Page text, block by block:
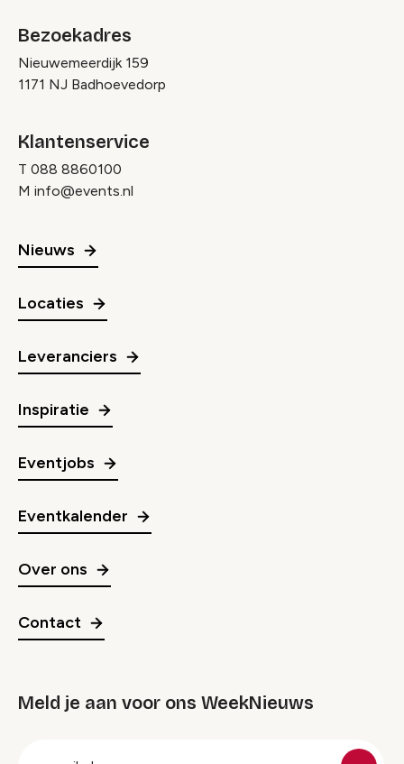
Bezoekadres
Nieuwemeerdijk 159
1171 NJ Badhoevedorp
Klantenservice
T 088 8860100
M info@events.nl
Nieuws
Locaties
Leveranciers
Inspiratie
Eventjobs
Eventkalender
Over ons
Contact
Meld je aan voor ons WeekNieuws